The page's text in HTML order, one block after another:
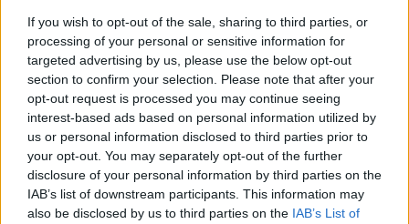
If you wish to opt-out of the sale, sharing to third parties, or
processing of your personal or sensitive information for
targeted advertising by us, please use the below opt-out
section to confirm your selection. Please note that after your
opt-out request is processed you may continue seeing
interest-based ads based on personal information utilized by
us or personal information disclosed to third parties prior to
your opt-out. You may separately opt-out of the further
disclosure of your personal information by third parties on the
IAB’s list of downstream participants. This information may
also be disclosed by us to third parties on the IAB’s List of
pedagógushiányt, elősegíti a drámai módon
lerontott szakképzés színvonalának emelését. Az új
oktatási…